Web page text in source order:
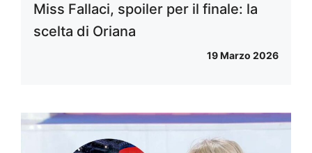
Miss Fallaci, spoiler per il finale: la
scelta di Oriana
19 Marzo 2026